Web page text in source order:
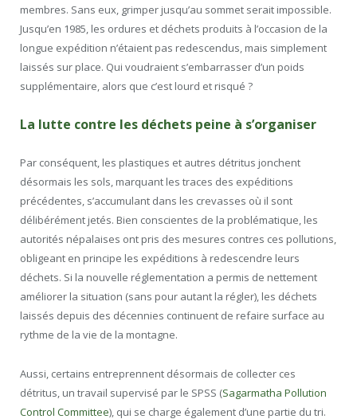
membres. Sans eux, grimper jusqu’au sommet serait impossible.
Jusqu’en 1985, les ordures et déchets produits à l’occasion de la
longue expédition n’étaient pas redescendus, mais simplement
laissés sur place. Qui voudraient s’embarrasser d’un poids
supplémentaire, alors que c’est lourd et risqué ?
La lutte contre les déchets peine à s’organiser
Par conséquent, les plastiques et autres détritus jonchent
désormais les sols, marquant les traces des expéditions
précédentes, s’accumulant dans les crevasses où il sont
délibérément jetés. Bien conscientes de la problématique, les
autorités népalaises ont pris des mesures contres ces pollutions,
obligeant en principe les expéditions à redescendre leurs
déchets. Si la nouvelle réglementation a permis de nettement
améliorer la situation (sans pour autant la régler), les déchets
laissés depuis des décennies continuent de refaire surface au
rythme de la vie de la montagne.
Aussi, certains entreprennent désormais de collecter ces
détritus, un travail supervisé par le SPSS (Sagarmatha Pollution
Control Committee), qui se charge également d’une partie du tri.